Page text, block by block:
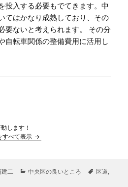
投入する必要もでてきます。中
てはかなり成熟しており、その
要ないと考えられます。 その分
自転車関係の整備費用に活用し
します！
すべて表示
建二
カ
中央区の良いところ
タ
区道,